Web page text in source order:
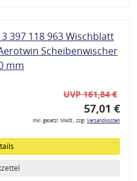
3 397 118 963 Wischblatt
Scheibenwischer
mm
UVP 161,84 €
57,01 €
inkl. gesetzl. MwSt., zzgl.Versandkosten